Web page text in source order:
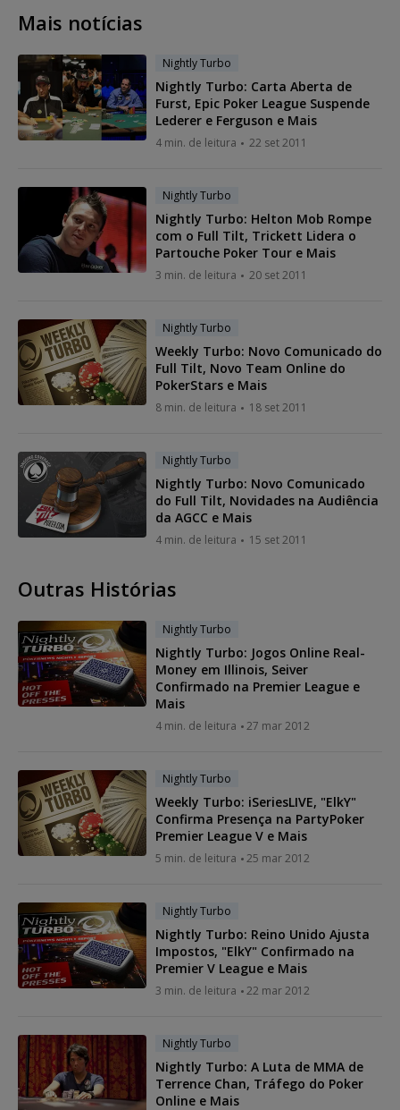
Mais notícias
Nightly Turbo
Nightly Turbo: Carta Aberta de
Furst, Epic Poker League Suspende
Lederer e Ferguson e Mais
4 min. de leitura 22 set 2011
Nightly Turbo
Nightly Turbo: Helton Mob Rompe
com o Full Tilt, Trickett Lidera o
Partouche Poker Tour e Mais
3 min. de leitura 20 set 2011
Nightly Turbo
Weekly Turbo: Novo Comunicado do
Full Tilt, Novo Team Online do
PokerStars e Mais
8 min. de leitura 18 set 2011
Nightly Turbo
Nightly Turbo: Novo Comunicado
do Full Tilt, Novidades na Audiência
da AGCC e Mais
4 min. de leitura 15 set 2011
Outras Histórias
Nightly Turbo
Nightly Turbo: Jogos Online Real-
Money em Illinois, Seiver
Confirmado na Premier League e
Mais
4 min. de leitura 27 mar 2012
Nightly Turbo
Weekly Turbo: iSeriesLIVE, "ElkY"
Confirma Presença na PartyPoker
Premier League V e Mais
5 min. de leitura 25 mar 2012
Nightly Turbo
Nightly Turbo: Reino Unido Ajusta
Impostos, "ElkY" Confirmado na
Premier V League e Mais
3 min. de leitura 22 mar 2012
Nightly Turbo
Nightly Turbo: A Luta de MMA de
Terrence Chan, Tráfego do Poker
Online e Mais